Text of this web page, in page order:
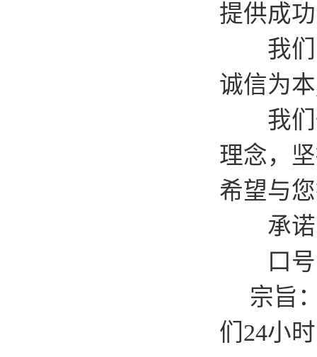
提供成
我们的
诚信为
我们一
理念，
希望与
承诺：
口号：
宗旨：
们24小